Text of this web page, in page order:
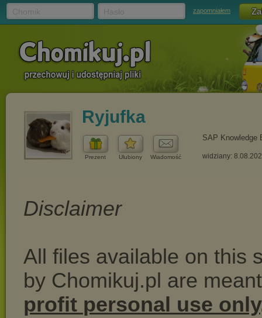
zapomniałem
Ryjufka
Prezent Ulubiony Wiadomość
SAP Knowledge
widziany: